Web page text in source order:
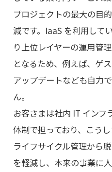
プロジェクトの最大の目
減です。IaaS を利用して
り上位レイヤーの運用管
となるため、例えば、ゲ
アップデートなども自力
ん。
お客さまは社内 IT インフ
体制で担っており、こう
ライフサイクル管理から
を軽減し、本来の事業に